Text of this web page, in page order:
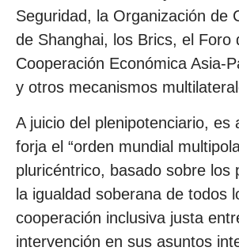
Seguridad, la Organización de
de Shanghai, los Brics, el Foro
Cooperación Económica Asia-
y otros mecanismos
A juicio del plenipotenciario, es
forja el “orden mundial
pluricéntrico, basado sobre los
la igualdad soberana de todos
cooperación inclusiva justa
intervención en sus asuntos